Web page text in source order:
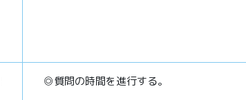
◎質問の時間を進行する。